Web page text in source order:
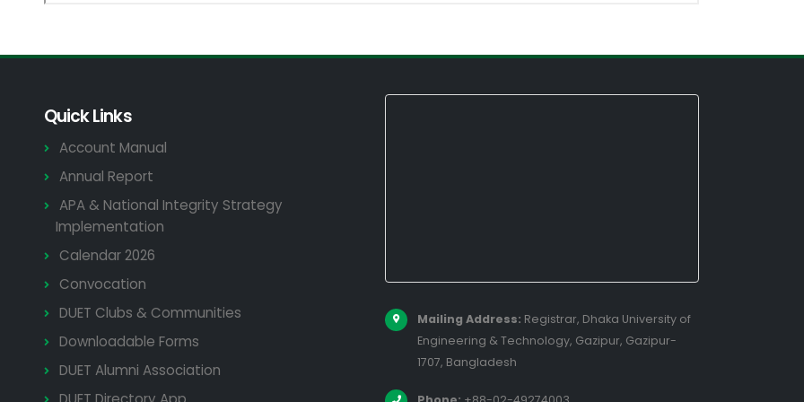
Quick Links
Account Manual
Annual Report
APA & National Integrity Strategy
Implementation
Calendar 2026
Convocation
DUET Clubs & Communities
Downloadable Forms
DUET Alumni Association
Mailing Address: Registrar, Dhaka University of
Engineering & Technology, Gazipur, Gazipur-
1707, Bangladesh